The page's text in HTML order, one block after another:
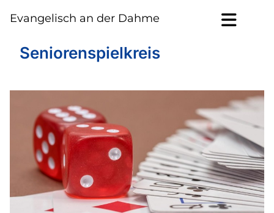
Evangelisch an der Dahme
Seniorenspielkreis